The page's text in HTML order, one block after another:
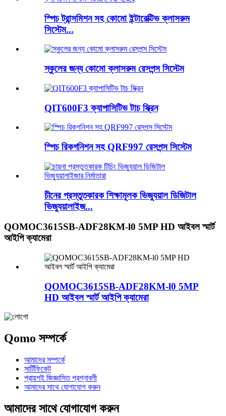
স্পিচ ট্রান্সমিশন সহ কোমো ইন্টারেক্টিভ ক্লাসরুম
সিস্টেম...
স্কুলের জন্য কোমো ক্লাসরুম রেসপন্স সিস্টেম
QIT600F3 ক্যাপাসিটিভ টাচ স্ক্রিন
স্পিচ রিকগনিশন সহ QRF997 রেসপন্স সিস্টেম
চীনের প্রস্তুতকারক শিক্ষামূলক ভিজ্যুয়াল ডিজিটাল
ভিজ্যুয়ালাইজ...
QOMOC3615SB-ADF28KM-l0 5MP HD আইবল স্মার্ট
আইপি ক্যামেরা
QOMOC3615SB-ADF28KM-l0 5MP
HD আইবল স্মার্ট আইপি ক্যামেরা
Qomo সম্পর্কে
আমাদের সম্পর্কে
সার্টিফিকেট
প্রায়শই জিজ্ঞাসিত প্রশ্নাবলী
আমাদের সাথে যোগাযোগ করুন
আমাদের সাথে যোগাযোগ করুন